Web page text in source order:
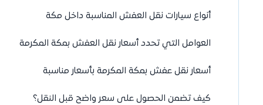
أنواع سيارات نقل العفش المناسبة داخل مكة
العوامل التي تحدد أسعار نقل العفش بمكة المكرمة
أسعار نقل عفش بمكة المكرمة بأسعار مناسبة
كيف تضمن الحصول على سعر واضح قبل النقل؟